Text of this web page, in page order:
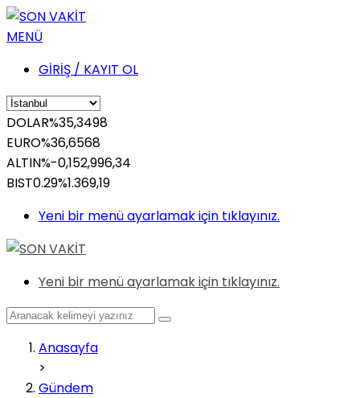
MENÜ
GİRİŞ / KAYIT OL
DOLAR%35,3498
EURO%36,6568
ALTIN%-0,152,996,34
BIST0.29%1.369,19
Yeni bir menü ayarlamak için tıklayınız.
Yeni bir menü ayarlamak için tıklayınız.
Anasayfa
>
Gündem